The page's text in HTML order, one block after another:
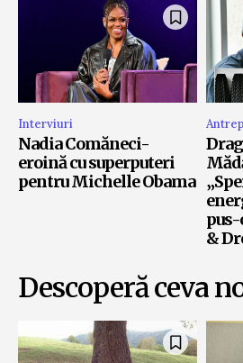
Interviuri
Nadia Comăneci-
eroină cu superputeri
pentru Michelle Obama
&
Descoperă ceva